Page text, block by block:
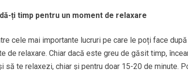
ți timp pentru un moment de relaxare
cele mai importante lucruri pe care le poți face
de relaxare. Chiar dacă este greu de găsit timp,
să te relaxezi, chiar și pentru doar 15-20 de minute.